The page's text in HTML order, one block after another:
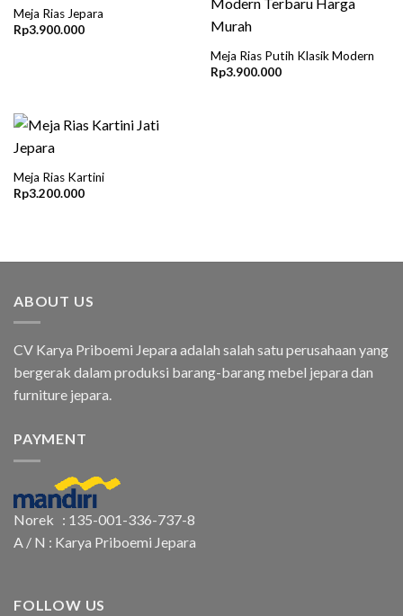
Meja Rias Jepara
Rp3.900.000
Meja Rias Putih Klasik Modern
Rp3.900.000
Meja Rias Kartini
Rp3.200.000
ABOUT US
CV Karya Priboemi Jepara adalah salah satu perusahaan yang
bergerak dalam produksi barang-barang mebel jepara dan
furniture jepara.
PAYMENT
Norek : 135-001-336-737-8
A / N : Karya Priboemi Jepara
FOLLOW US